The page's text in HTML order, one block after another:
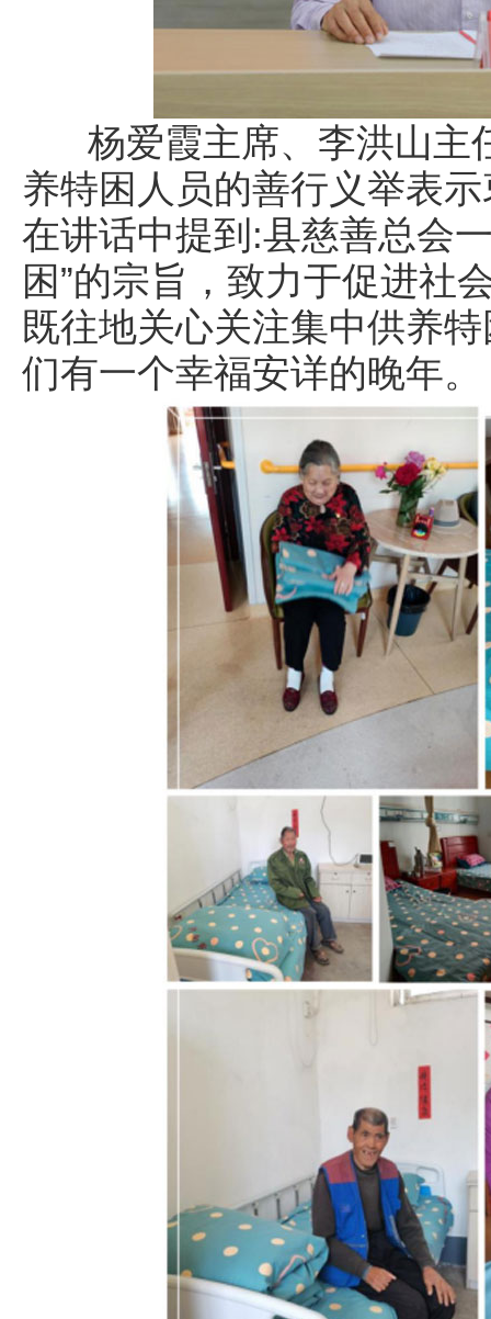
杨爱霞主席、李洪山主
养特困人员的善行义举表
在讲话中提到:县慈善总会
困”的宗旨，致力于促进社
既往地关心关注集中供养
们有一个幸福安详的晚年。